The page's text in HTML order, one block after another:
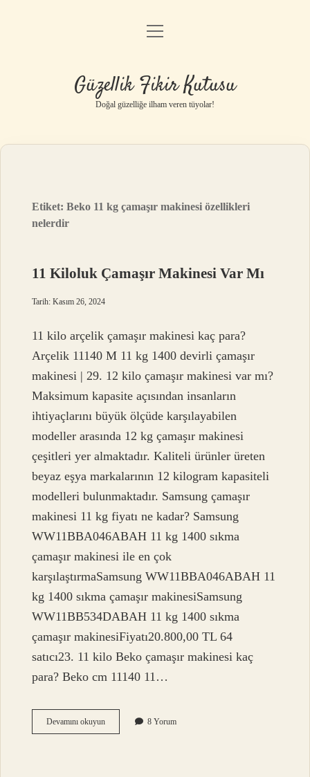
Anasayfa
Yasal Uyarı
menüyü
Güzellik Fikir Kutusu
Doğal güzelliğe ilham veren tüyolar!
Etiket:Beko 11 kg çamaşır makinesi özellikleri
nelerdir
11 Kiloluk Çamaşır Makinesi Var Mı
Tarih: Kasım 26, 2024
11 kilo arçelik çamaşır makinesi kaç para?
Arçelik 11140 M 11 kg 1400 devirli çamaşır
makinesi | 29. 12 kilo çamaşır makinesi var mı?
Maksimum kapasite açısından insanların
ihtiyaçlarını büyük ölçüde karşılayabilen
modeller arasında 12 kg çamaşır makinesi
çeşitleri yer almaktadır. Kaliteli ürünler üreten
beyaz eşya markalarının 12 kilogram kapasiteli
modelleri bulunmaktadır. Samsung çamaşır
makinesi 11 kg fiyatı ne kadar? Samsung
WW11BBA046ABAH 11 kg 1400 sıkma
çamaşır makinesi ile en çok
karşılaştırmaSamsung WW11BBA046ABAH 11
kg 1400 sıkma çamaşır makinesiSamsung
WW11BB534DABAH 11 kg 1400 sıkma
çamaşır makinesiFiyatı20.800,00 TL 64
satıcı23. 11 kilo Beko çamaşır makinesi kaç
para? Beko cm 11140 11…
Devamını okuyun11
Kiloluk
8 Yorum